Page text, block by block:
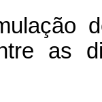
as